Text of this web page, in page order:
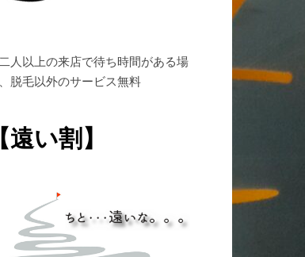
人以上の来店で待ち時間がある場
脱毛以外のサービス無料
【遠い割】